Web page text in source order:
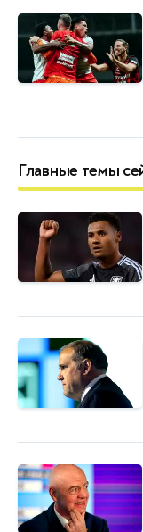
Главные темы